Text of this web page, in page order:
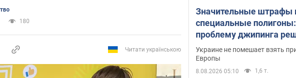
180
Читати українською
Значительные штрафы
специальные
проблему джипинга
границей
Украине не помешает взять
Европы
8.08.2026 05:10 1,6 т.